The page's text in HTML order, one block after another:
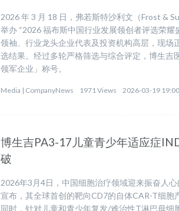
2026 年 3 月 18 日，弗若斯特沙利文（Frost &
举办 “2026 福布斯中国行业发展领创者评选荣
领袖、行业龙头企业代表及投资机构高层，现场
选结果。经过多轮严格筛选与综合评定，博生吉
领军企业」称号。
Media | CompanyNews 1971 Views 2026-03-19 19:00
博生吉PA3-17儿童青少年适应症
破
2026年3月4日，中国细胞治疗领域迎来振奋人
宣布，其全球首创的靶向CD7的自体CAR-T细
同时，针对儿童和青少年复发/难治性T淋巴母细